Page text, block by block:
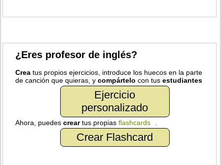
¿Eres profesor de inglés?
Crea tus propios ejercicios, introduce los huecos en la parte
de canción que quieras, ycompártelo con tusestudiantes
Ejercicio
personalizado
Ahora, puedescreartus propiasflashcards
Crear Flashcard